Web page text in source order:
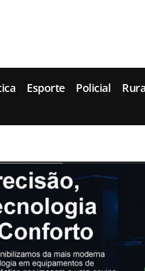
Esporte Policial